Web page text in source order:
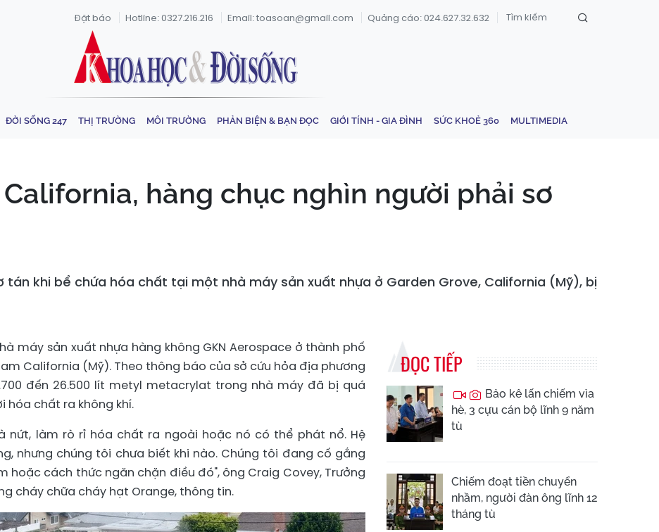
Đặt báo Hotline: 0327.216.216 Email: toasoan@gmail.com Quảng cáo: 024.627.32.632
ĐỜI SỐNG 247 THỊ TRƯỜNG MÔI TRƯỜNG PHẢN BIỆN & BẠN ĐỌC GIỚI TÍNH - GIA ĐÌNH SỨC KHOẺ 360 MULTIMEDIA
hàng chục nghìn người phải sơ
tán khi bể chứa hóa chất tại một nhà máy sản xuất nhựa ở Garden Grove, California (Mỹ), bị
máy sản xuất nhựa hàng không GKN Aerospace ở thành phố
California (Mỹ). Theo thông báo của sở cứu hỏa địa phương
đến 26.500 lít metyl metacrylat trong nhà máy đã bị quá
hóa chất ra không khí.
nứt, làm rò rỉ hóa chất ra ngoài hoặc nó có thể phát nổ. Hệ
nhưng chúng tôi chưa biết khi nào. Chúng tôi đang cố gắng
hoặc cách thức ngăn chặn điều đó", ông Craig Covey, Trưởng
cháy chữa cháy hạt Orange, thông tin.
ĐỌC TIẾP
Bảo kê lấn chiếm vỉa
hè, 3 cựu cán bộ lĩnh 9 năm
tù
Chiếm đoạt tiền chuyển
nhầm, người đàn ông lĩnh 12
tháng tù